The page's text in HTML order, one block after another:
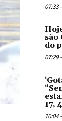
07:33
são
do
07:29
17,
10:04